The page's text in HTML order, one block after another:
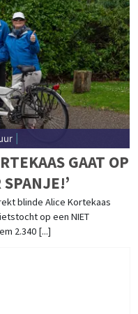
GAAT OP
blinde Alice Kortekaas
op een NIET
2.340 [...]